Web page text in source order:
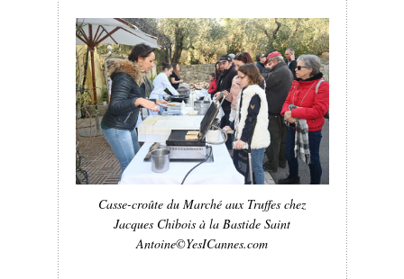
Casse-croûte du Marché aux Truffes chez
Jacques Chibois à la Bastide Saint
Antoine©YesICannes.com